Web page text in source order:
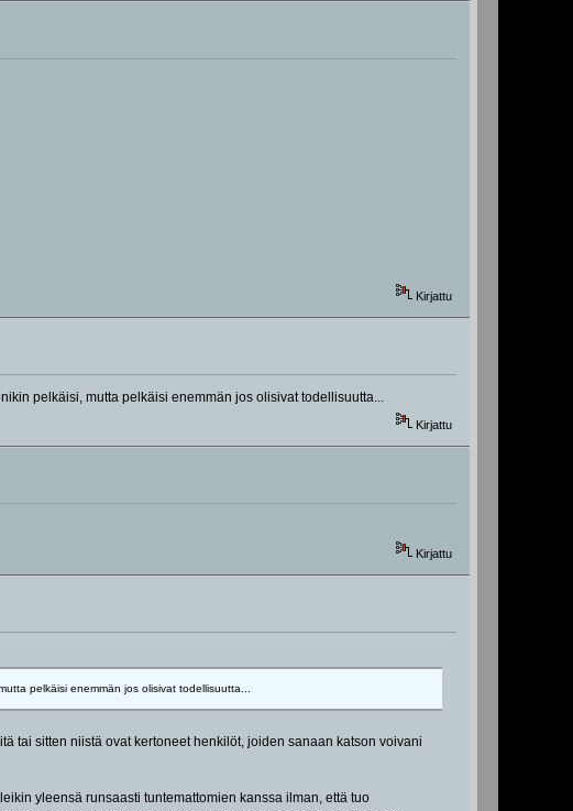
Kirjattu
pelkäisi, mutta pelkäisi enemmän jos olisivat todellisuutta...
Kirjattu
Kirjattu
pelkäisi enemmän jos olisivat todellisuutta...
tai sitten niistä ovat kertoneet henkilöt, joiden sanaan katson voivani
yleensä runsaasti tuntemattomien kanssa ilman, että tuo